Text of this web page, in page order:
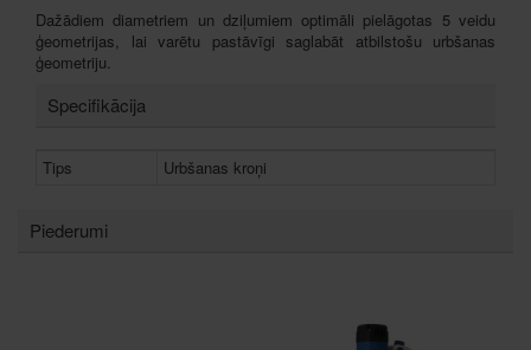
Dažādiem diametriem un dziļumiem optimāli pielāgotas 5 veidu
ģeometrijas, lai varētu pastāvīgi saglabāt atbilstošu urbšanas
ģeometriju.
Specifikācija
Tips Urbšanas kroņi
Piederumi